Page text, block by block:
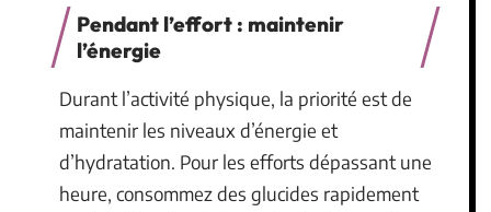
Pendant l’effort : maintenir
l’énergie
Durant l’activité physique, la priorité est de
maintenir les niveaux d’énergie et
d’hydratation. Pour les efforts dépassant une
heure, consommez des glucides rapidement